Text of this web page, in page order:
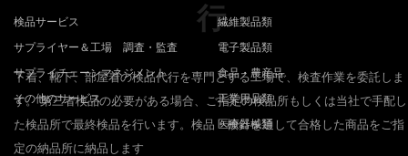
行
下着、靴下、部屋着の検品代行を専門とする工場で、検査作業を委託しま
す。 第三者検品の必要がある場合、ご指定の検品所もしくは当社で手配し
た検品所で最終検品を行います。検品・検針を通して合格した商品をご指
定の納品所に納品します
検品サービス
サプライヤー＆工場 調査・監査
サプライチェーンマネジメント
その他のサービス
繊維製品類
電子製品類
食品・農産品
工業用品類
医療器械類